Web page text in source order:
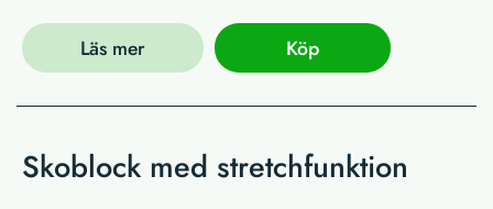
Läs mer Köp
Skoblock med stretchfunktion